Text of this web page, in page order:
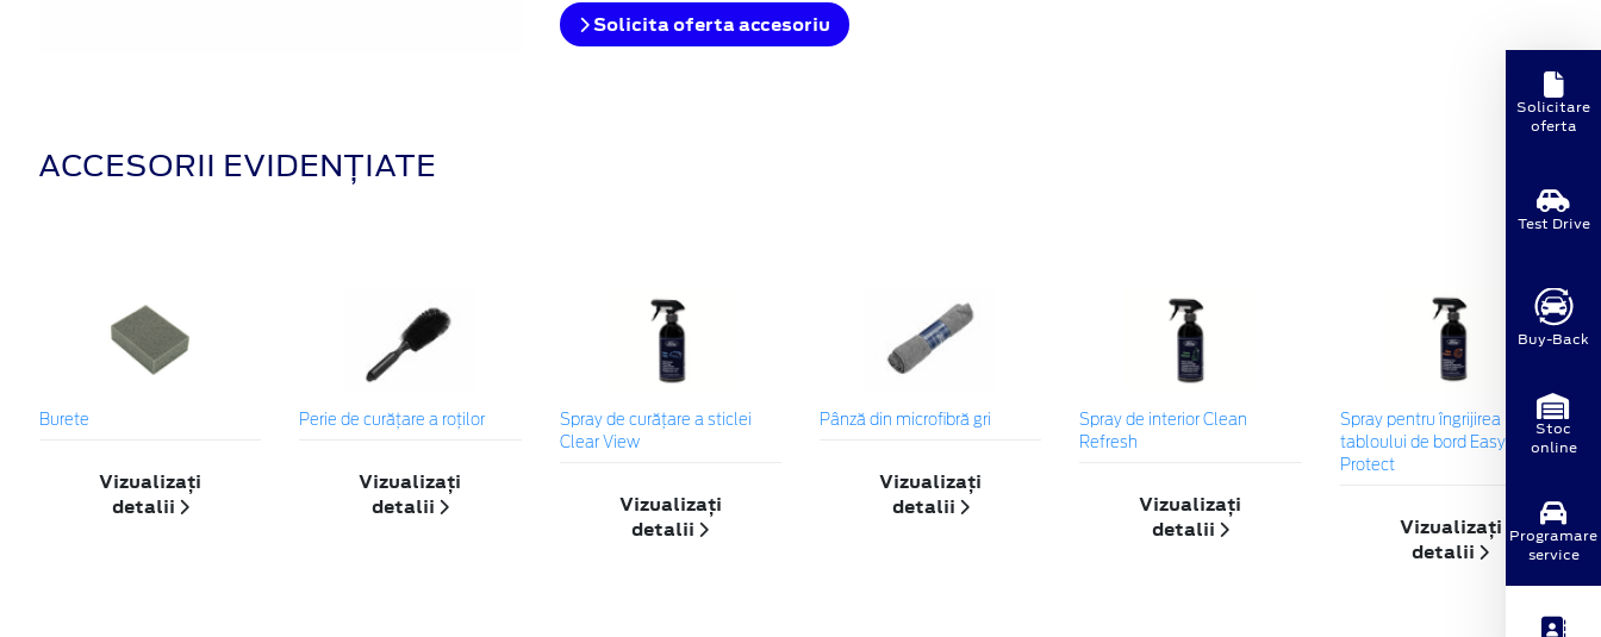
Solicita oferta accesoriu
ACCESORII EVIDENȚIATE
Burete
Vizualizați
detalii
Perie de curățare a roților
Vizualizați
detalii
Spray de curățare a sticlei
Clear View
Vizualizați
detalii
Pânză din microfibră gri
Vizualizați
detalii
Spray de interior Clean
Refresh
Vizualizați
detalii
Spray pentru îngrijirea
tabloului de bord Easy
Protect
Vizualizați
detalii
Solicitare
oferta
Test Drive
Buy-Back
Stoc
online
Programare
service